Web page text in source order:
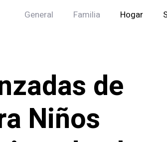
General Familia Hogar
de
Niños